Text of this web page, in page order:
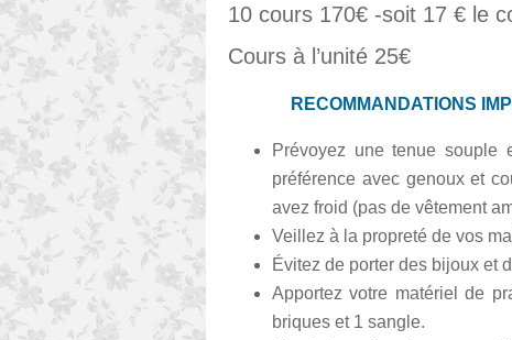
10 cours 170€ -soit 17 € le
Cours à l’unité 25€
RECOMMANDATIONS
Prévoyez une tenue souple
préférence avec genoux et
avez froid (pas de vêtement
Veillez à la propreté de vos
Évitez de porter des bijoux et
Apportez votre matériel de
briques et 1 sangle.